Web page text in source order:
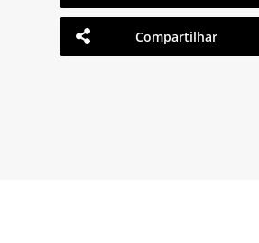
Compartilhar